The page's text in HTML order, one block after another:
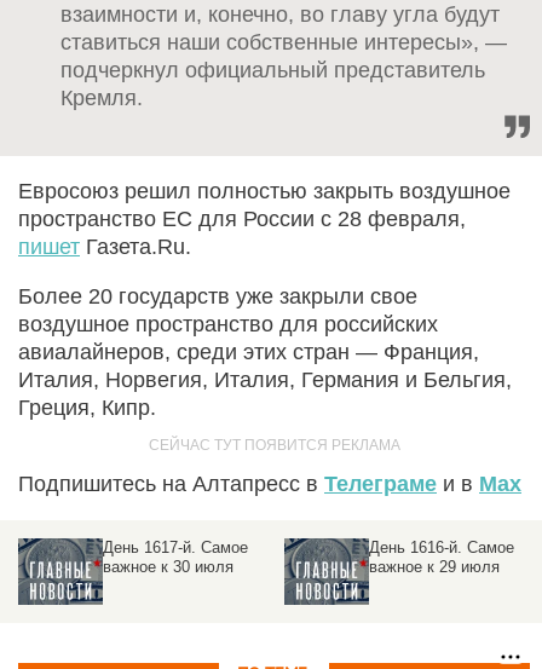
взаимности и, конечно, во главу угла будут
ставиться наши собственные интересы», —
подчеркнул официальный представитель
Кремля.
Евросоюз решил полностью закрыть воздушное
пространство ЕС для России с 28 февраля,
пишет Газета.Ru.
Более 20 государств уже закрыли свое
воздушное пространство для российских
авиалайнеров, среди этих стран — Франция,
Италия, Норвегия, Италия, Германия и Бельгия,
Греция, Кипр.
Подпишитесь на Алтапресс в Телеграме и в Max
День 1617-й. Самое
важное к 30 июля
День 1616-й. Самое
важное к 29 июля